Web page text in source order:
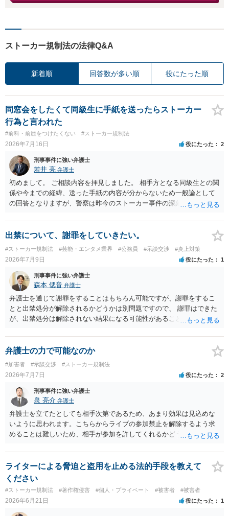
ストーカー規制法の法律Q&A
新着順 回答数が多い順 役にたった順
同窓会をしたくて同級生に手紙を送ったらストーカー
行為と言われた
#前科・前歴をつけたくない #ストーカー規制法
2026年7月16日 役にたった 2
刑事事件に強い弁護士
若井 亮 弁護士
初めまして。 ご相談内容を拝見しました。 相手方となる同級生との関
係や今までの経緯、送った手紙の内容が分からないため一般論として
の回答となりますが、警察は昨今のストーカー事件の深刻化を踏ま
しゃるとのことですので、今後の接触は避けられたほうが良いでしょ
う。
出禁について、謝罪をしていきたい。
#ストーカー規制法 #芸能・エンタメ業界 #公務員 #示談交渉 #炎上対策
2026年7月9日 役にたった 1
刑事事件に強い弁護士
森本 偲音 弁護士
弁護士を通じて謝罪をすることはもちろん可能ですが、謝罪をするこ
とと出禁処分が解除されるかどうかは別問題ですので、 謝罪はできた
が、出禁処分は解除されない結果になる可能性があることを踏まえた
弁護士の力で可能なのか
#加害者 #示談交渉 #ストーカー規制法
2026年7月7日 役にたった 2
刑事事件に強い弁護士
泉 亮介 弁護士
弁護士を立てたとしても相手次第であるため、あまり効果は見込めな
いように思われます。こちらからライブの参加禁止を解除するよう求
めることは難しいため、相手が参加を許してくれるかどうかになって
ライターによる脅迫と盗用を止める法的手段を教えて
ください
#ストーカー規制法 #著作権侵害 #個人・プライベート #被害者 #被害者
2026年6月21日 役にたった 1